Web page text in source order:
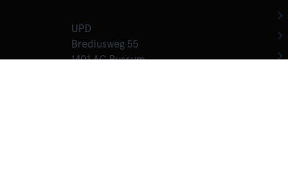
UPD
Brediusweg 55
1401 AC Bussum